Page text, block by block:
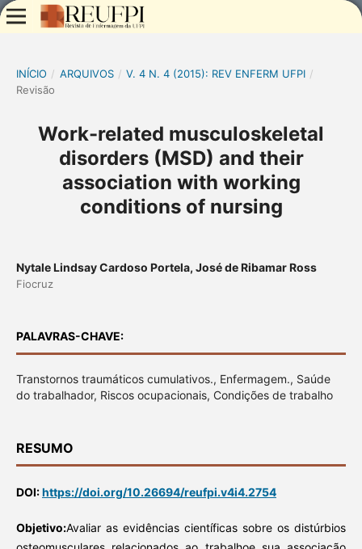
INÍCIO / ARQUIVOS / V. 4 N. 4 (2015): REV ENFERM UFPI /
Revisão
Work-related musculoskeletal
disorders (MSD) and their
association with working
conditions of nursing
Nytale Lindsay Cardoso Portela, José de Ribamar Ross
Fiocruz
PALAVRAS-CHAVE:
Transtornos traumáticos cumulativos., Enfermagem., Saúde
do trabalhador, Riscos ocupacionais, Condições de trabalho
RESUMO
DOI:https://doi.org/10.26694/reufpi.v4i4.2754
Objetivo:Avaliar as evidências científicas sobre os distúrbios